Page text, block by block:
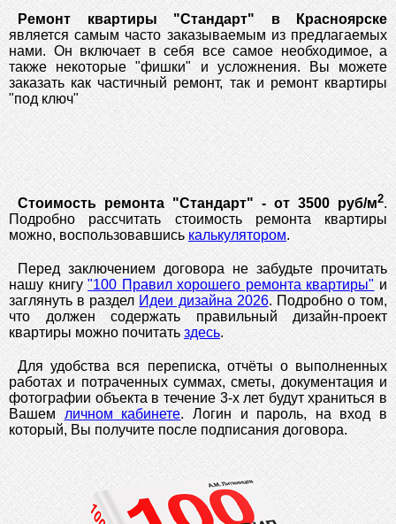
Ремонт квартиры "Стандарт" в Красноярске
является самым часто заказываемым из предлагаемых
нами. Он включает в себя все самое необходимое, а
также некоторые "фишки" и усложнения. Вы можете
заказать как частичный ремонт, так и ремонт квартиры
"под ключ"
Стоимость ремонта "Стандарт" - от 3500 руб/м2.
Подробно рассчитать стоимость ремонта квартиры
можно, воспользовавшись калькулятором.
Перед заключением договора не забудьте прочитать
нашу книгу"100 Правил хорошего ремонта квартиры" и
заглянуть в разделИдеи дизайна 2026. Подробно о том,
что должен содержать правильный дизайн-проект
квартиры можно почитать здесь.
Для удобства вся переписка, отчёты о выполненных
работах и потраченных суммах, сметы, документация и
фотографии объекта в течение 3-х лет будут храниться в
Вашем личном кабинете. Логин и пароль, на вход в
который, Вы получите после подписания договора.